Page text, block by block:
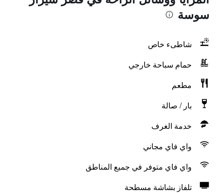
سوسة
شاطىء خاص
حمام سباحة خارجي
مطعم
بار / صالة
خدمة الغرف
واي فاي مجاني
واي فاي متوفر في جميع المناطق
تلفاز بشاشة مسطحة